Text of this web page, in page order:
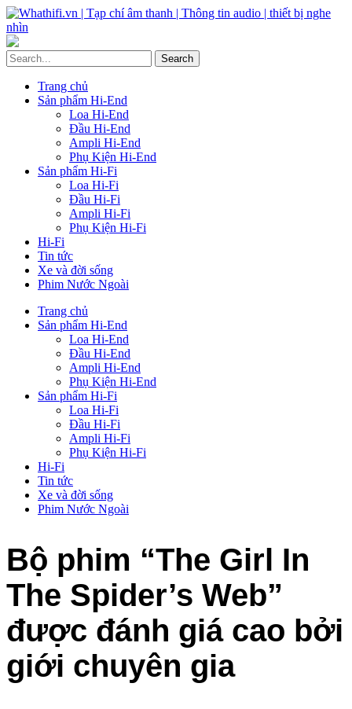
Trang chủ
Sản phẩm Hi-End
Loa Hi-End
Đầu Hi-End
Ampli Hi-End
Phụ Kiện Hi-End
Sản phẩm Hi-Fi
Loa Hi-Fi
Đầu Hi-Fi
Ampli Hi-Fi
Phụ Kiện Hi-Fi
Hi-Fi
Tin tức
Xe và đời sống
Phim Nước Ngoài
Trang chủ
Sản phẩm Hi-End
Loa Hi-End
Đầu Hi-End
Ampli Hi-End
Phụ Kiện Hi-End
Sản phẩm Hi-Fi
Loa Hi-Fi
Đầu Hi-Fi
Ampli Hi-Fi
Phụ Kiện Hi-Fi
Hi-Fi
Tin tức
Xe và đời sống
Phim Nước Ngoài
Bộ phim “The Girl In
The Spider’s Web”
được đánh giá cao bởi
giới chuyên gia